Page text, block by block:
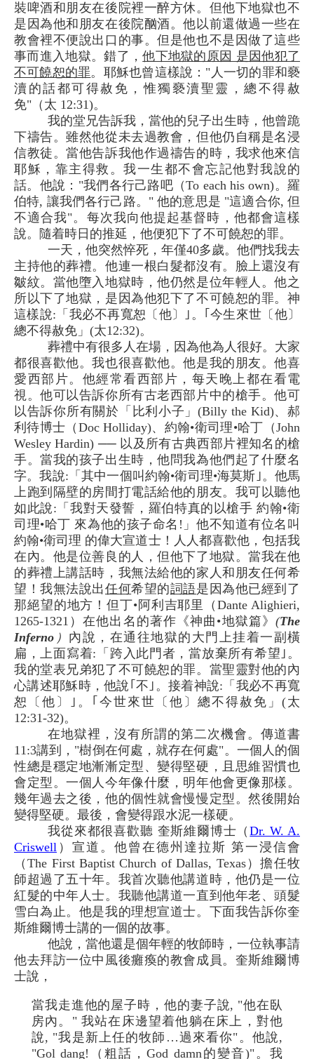
裝啤酒和朋友在後院裡一醉方休。但他下地獄也不
是因為他和朋友在後院酗酒。他以前還做過一些在
教會裡不便說出口的事。但是他也不是因做了這些
事而進入地獄。錯了，他下地獄的原因 是因他犯了
不可饒恕的罪。耶穌也曾這樣說："人一切的罪和褻
瀆的話都可得赦免，惟獨褻瀆聖靈，總不得赦
免"（太 12:31)。
我的堂兄告訴我，當他的兒子出生時，他曾跪
下禱告。雖然他從未去過教會，但他仍自稱是名浸
信教徒。當他告訴我他作過禱告的時，我求他來信
耶穌，靠主得救。我一生都不會忘記他對我說的
話。他說："我們各行己路吧（To each his own)。羅
伯特, 讓我們各行己路。" 他的意思是 "這適合你, 但
不適合我"。每次我向他提起基督時，他都會這樣
說。隨着時日的推延，他便犯下了不可饒恕的罪。
一天，他突然悴死，年僅40多歲。他們找我去
主持他的葬禮。他連一根白髮都沒有。臉上還沒有
皺紋。當他墮入地獄時，他仍然是位年輕人。他之
所以下了地獄，是因為他犯下了不可饒恕的罪。神
這樣說:「我必不再寬恕〔他〕｣。｢今生來世〔他〕
總不得赦免」(太12:32)。
葬禮中有很多人在場，因為他為人很好。大家
都很喜歡他。我也很喜歡他。他是我的朋友。他喜
愛西部片。他經常看西部片，每天晚上都在看電
視。他可以告訴你所有古老西部片中的槍手。他可
以告訴你所有關於「比利小子」(Billy the Kid)、郝
利待博士（Doc Holliday)、約翰•衛司理•哈丁（John
Wesley Hardin) ── 以及所有古典西部片裡知名的槍
手。當我的孩子出生時，他問我為他們起了什麼名
字。我說:「其中一個叫約翰•衛司理•海莫斯｣。他馬
上跑到隔壁的房間打電話給他的朋友。我可以聽他
如此說:「我對天發誓，羅伯特真的以槍手 約翰•衛
司理•哈丁 來為他的孩子命名!」他不知道有位名叫
約翰•衛司理 的偉大宣道士！人人都喜歡他，包括我
在內。他是位善良的人，但他下了地獄。當我在他
的葬禮上講話時，我無法給他的家人和朋友任何希
望！我無法說出任何希望的詞語是因為他已經到了
那絕望的地方！但丁•阿利吉耶里（Dante Alighieri,
1265-1321）在他出名的著作《神曲•地獄篇》 (The
Inferno ） 內說，在通往地獄的大門上挂着一副橫
扁，上面寫着:「跨入此門者，當放棄所有希望｣。
我的堂表兄弟犯了不可饒恕的罪。當聖靈對他的內
心講述耶穌時，他說｢不｣。接着神說:「我必不再寬
恕〔他〕｣。｢今世來世〔他〕總不得赦免」(太
12:31-32)。
在地獄裡，沒有所謂的第二次機會。傳道書
11:3講到，"樹倒在何處，就存在何處"。一個人的個
性總是穩定地漸漸定型、變得堅硬，且思維習慣也
會定型。一個人今年像什麼，明年他會更像那樣。
幾年過去之後，他的個性就會慢慢定型。然後開始
變得堅硬。最後，會變得跟水泥一樣硬。
我從來都很喜歡聽 奎斯維爾博士（Dr. W. A.
Criswell ）宣道。他曾在德州達拉斯 第一浸信會
（The First Baptist Church of Dallas, Texas）擔任牧
師超過了五十年。我首次聽他講道時，他仍是一位
紅髮的中年人士。我聽他講道一直到他年老、頭髮
雪白為止。他是我的理想宣道士。下面我告訴你奎
斯維爾博士講的一個的故事。
他說，當他還是個年輕的牧師時，一位執事請
他去拜訪一位中風後癱瘓的教會成員。奎斯維爾博
士說，
當我走進他的屋子時，他的妻子說, "他在臥
房內。" 我站在床邊望着他躺在床上，對他
說, "我是新上任的牧師…過來看你"。他說,
"Gol dang!（粗話，God damn的變音)"。我